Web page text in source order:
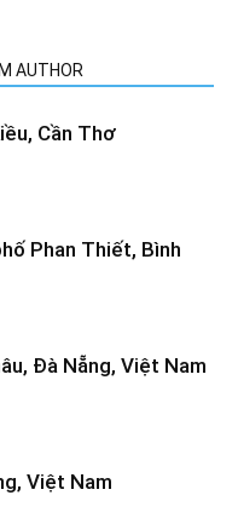
AUTHOR
Cần Thơ
Phan Thiết, Bình
Đà Nẵng, Việt Nam
Việt Nam